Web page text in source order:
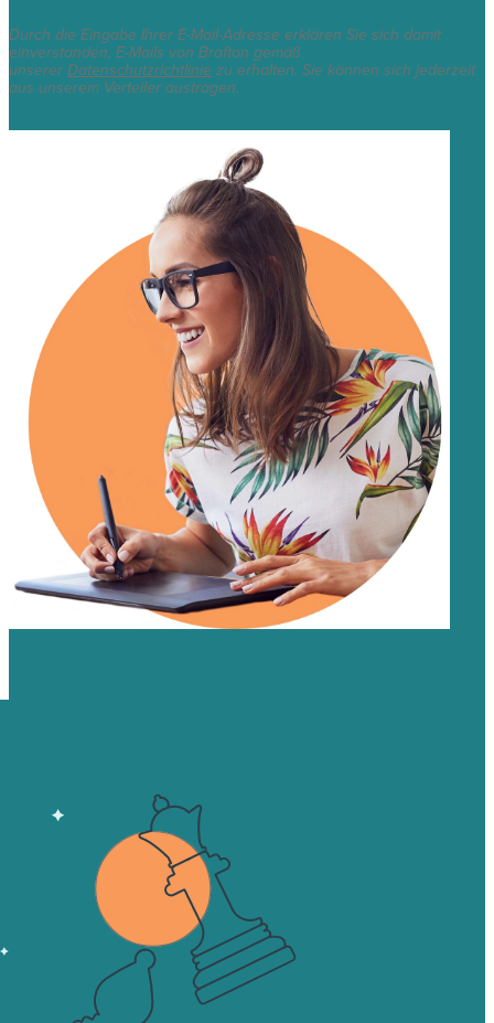
Durch die Eingabe Ihrer E-Mail-Adresse erklären Sie sich damit
einverstanden, E-Mails von Brafton gemäß
unsererDatenschutzrichtlinie zu erhalten. Sie können sich jederzeit
aus unserem Verteiler austragen.